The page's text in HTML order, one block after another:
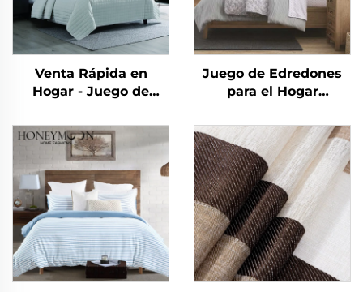
Venta Rápida en
Hogar - Juego de
Suaves de Franela
Polar Reversibles y
Plush para Dormitorio
Juego de Edredones
para el Hogar
CozyLux Edredón de
Sarga Rizada